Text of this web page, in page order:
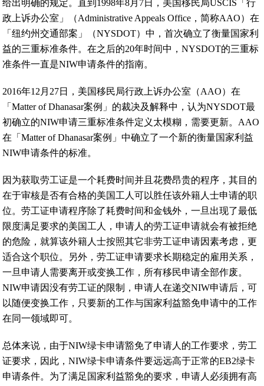
给出明确的规定。直到1998年8月7日，美国移民局USCIS「行
政上诉办公室」（Administrative Appeals Office，简称AAO）在
「纽约州交通部案」（NYSDOT）中，首次确立了衡量国家利
益的三重标准条件。在之后的20年时间中，NYSDOT的三重标
准条件一直是NIW申请条件的指南。
2016年12月27日，美国移民局行政上诉办公室（AAO）在
「Matter of Dhanasar案例」的裁决及解释中，认为NYSDOT最
初确立的NIW申请三重标准条件定义太模糊，需要更新。AAO
在「Matter of Dhanasar案例」中确立了一个新的衡量国家利益
NIW申请条件的标准。
因为获取劳工证是一个耗费时间并且花费昂贵的程序，其目的
在于审核是否有合格的美国工人可以胜任该外籍人士申请的职
位。劳工证申请程序除了耗费时间和金钱外，一旦出现了最低
限度满足要求的美国工人，申请人的劳工证申请就会有被拒绝
的危险，就算该外籍人士按照其它非劳工证申请因素考虑，更
适合这个职位。另外，劳工证申请要求长期稳定的雇用关系，
一旦申请人需要离开或变换工作，所有移民申请全部作废。
NIW申请因没有劳工证的限制，申请人在递交NIW申请后，可
以随便变换工作，只要新的工作与国家利益豁免申请中的工作
在同一领域即可。
总体来说，由于NIW绿卡申请豁免了申请人的工作要求，劳工
证要求，因此，NIW绿卡申请条件要远远高于正常的EB2绿卡
申请条件。为了满足国家利益豁免的要求，申请人必须拥有高